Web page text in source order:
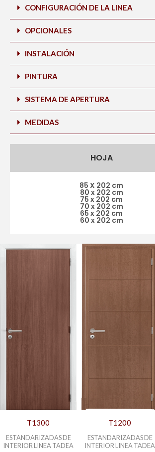
CONFIGURACIÓN DE LA LINEA
OPCIONALES
INSTALACIÓN
PINTURA
SISTEMA DE APERTURA
MEDIDAS
HOJA
85 X 202 cm
80 x 202 cm
75 x 202 cm
70 x 202 cm
65 x 202 cm
60 x 202 cm
T1300
ESTANDARIZADAS DE
INTERIOR LINEA TADEA
T1200
ESTANDARIZADAS DE
INTERIOR LINEA TADEA